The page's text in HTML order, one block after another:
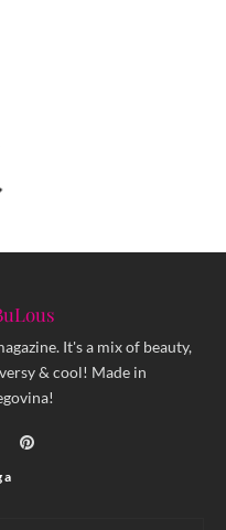
It's a mix of beauty,
& cool! Made in